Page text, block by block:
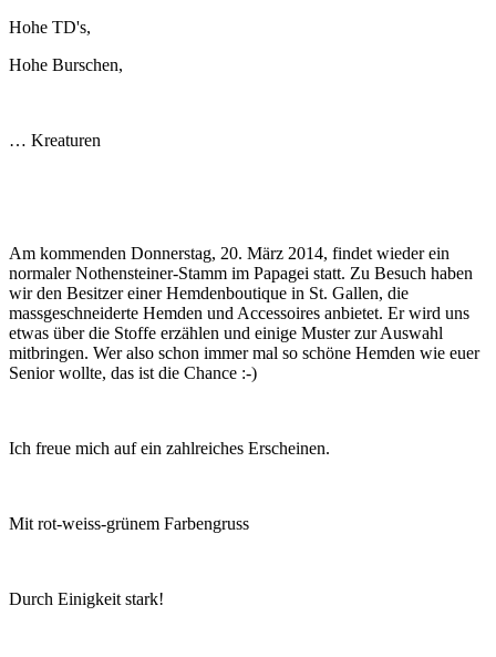
Hohe TD's,
Hohe Burschen,
… Kreaturen
Am kommenden Donnerstag, 20. März 2014, findet wieder ein
normaler Nothensteiner-Stamm im Papagei statt. Zu Besuch haben
wir den Besitzer einer Hemdenboutique in St. Gallen, die
massgeschneiderte Hemden und Accessoires anbietet. Er wird uns
etwas über die Stoffe erzählen und einige Muster zur Auswahl
mitbringen. Wer also schon immer mal so schöne Hemden wie euer
Senior wollte, das ist die Chance :-)
Ich freue mich auf ein zahlreiches Erscheinen.
Mit rot-weiss-grünem Farbengruss
Durch Einigkeit stark!